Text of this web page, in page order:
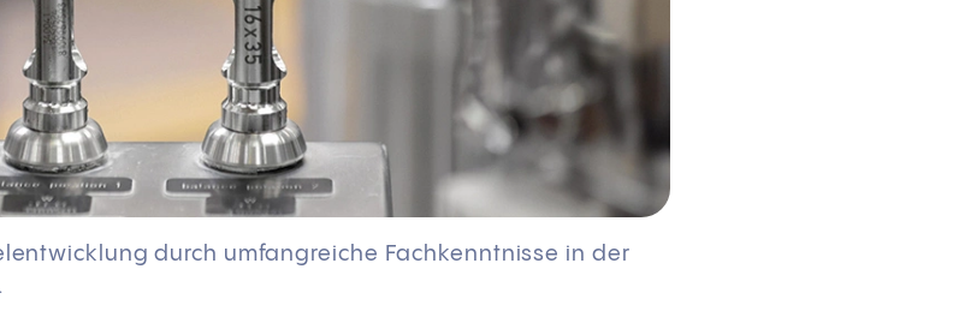
durch umfangreiche Fachkenntnisse in der